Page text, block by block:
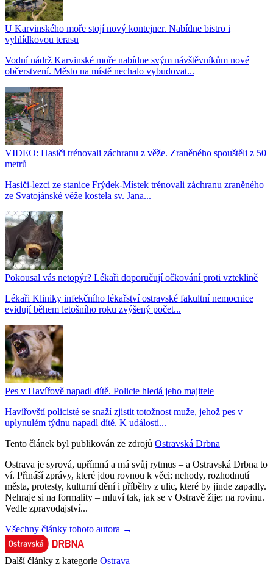
U Karvinského moře stojí nový kontejner. Nabídne bistro i
vyhlídkovou terasu
Vodní nádrž Karvinské moře nabídne svým návštěvníkům nové
občerstvení. Město na místě nechalo vybudovat...
VIDEO: Hasiči trénovali záchranu z věže. Zraněného spouštěli z 50
metrů
Hasiči-lezci ze stanice Frýdek-Místek trénovali záchranu zraněného
ze Svatojánské věže kostela sv. Jana...
Pokousal vás netopýr? Lékaři doporučují očkování proti vzteklině
Lékaři Kliniky infekčního lékařství ostravské fakultní nemocnice
evidují během letošního roku zvýšený počet...
Pes v Havířově napadl dítě. Policie hledá jeho majitele
Havířovští policisté se snaží zjistit totožnost muže, jehož pes v
uplynulém týdnu napadl dítě. K události...
Tento článek byl publikován ze zdrojů Ostravská Drbna
Ostrava je syrová, upřímná a má svůj rytmus – a Ostravská Drbna to
ví. Přináší zprávy, které jdou rovnou k věci: nehody, rozhodnutí
města, protesty, kulturní dění i příběhy z ulic, které by jinde zapadly.
Nehraje si na formality – mluví tak, jak se v Ostravě žije: na rovinu.
Vedle zpravodajství...
Všechny články tohoto autora →
Další články z kategorie Ostrava